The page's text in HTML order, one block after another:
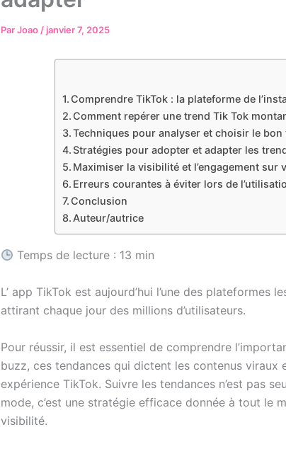
ParJoao/ janvier 7, 2025
Comprendre TikTok : la plateforme de
Comment repérer une trend Tik Tok
Techniques pour analyser et choisir le bon
Stratégies pour adopter et adapter les
Maximiser la visibilité et l’engagement sur
Erreurs courantes à éviter lors de
Conclusion
Auteur/autrice
Temps de lecture : 13 min
L’ app TikTok est aujourd’hui l’une des plateformes
attirant chaque jour des millions d’utilisateurs.
Pour réussir, il est essentiel de comprendre
buzz, ces tendances qui dictent les contenus viraux
expérience TikTok. Suivre les tendances n’est pas
mode, c’est une stratégie efficace donnée à tout le
visibilité.